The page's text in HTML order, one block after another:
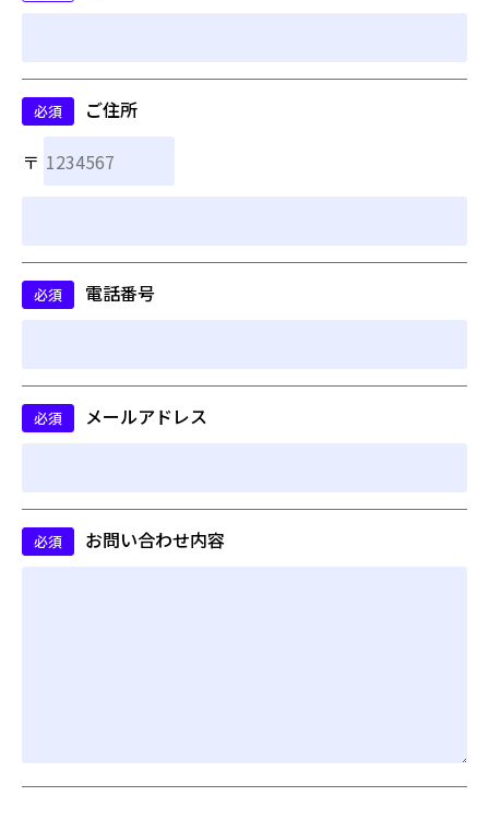
必須
ご住所
〒
必須 電話番号
必須 メールアドレス
必須 お問い合わせ内容